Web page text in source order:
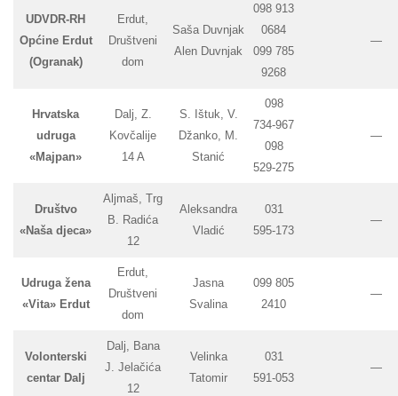
UDVDR-RH
Općine Erdut
(Ogranak)
Erdut,
Društveni
dom
Saša Duvnjak
Alen Duvnjak
098 913
0684
099 785
9268
—
Hrvatska
udruga
«Majpan»
Dalj, Z.
Kovčalije
14 A
S. Ištuk, V.
Džanko, M.
Stanić
098
734-967
098
529-275
—
Društvo
«Naša djeca»
Aljmaš, Trg
B. Radića
12
Aleksandra
Vladić
031
595-173
—
Udruga žena
«Vita» Erdut
Erdut,
Društveni
dom
Jasna
Svalina
099 805
2410
—
Volonterski
centar Dalj
Dalj, Bana
J. Jelačića
12
Velinka
Tatomir
031
591-053
—